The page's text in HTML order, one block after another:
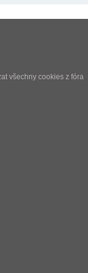
všechny cookies z fóra